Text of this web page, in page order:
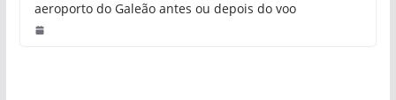
aeroporto do Galeão antes ou depois do voo